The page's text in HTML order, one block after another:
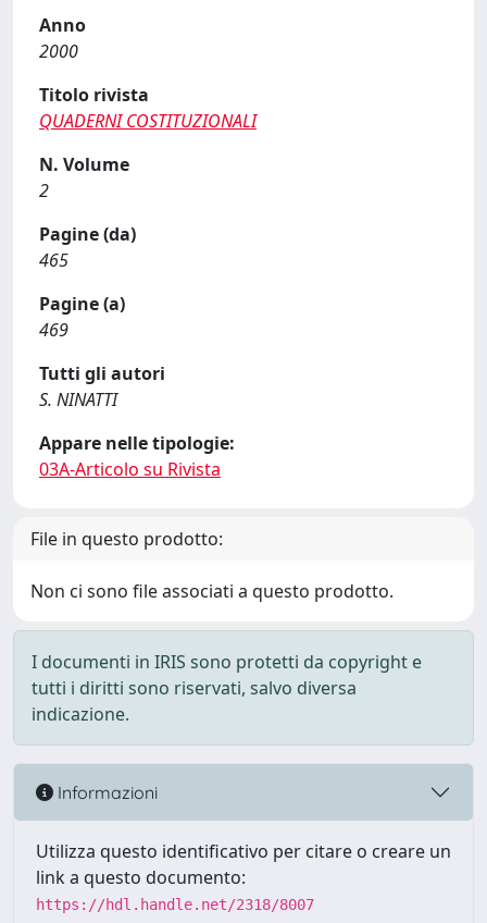
Anno
2000
Titolo rivista
QUADERNI COSTITUZIONALI
N. Volume
2
Pagine (da)
465
Pagine (a)
469
Tutti gli autori
S. NINATTI
Appare nelle tipologie:
03A-Articolo su Rivista
File in questo prodotto:
Non ci sono file associati a questo prodotto.
I documenti in IRIS sono protetti da copyright e
tutti i diritti sono riservati, salvo diversa
indicazione.
Informazioni
Utilizza questo identificativo per citare o creare un
link a questo documento:
https://hdl.handle.net/2318/8007